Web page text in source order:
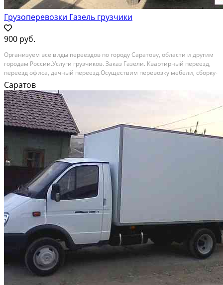
Грузоперевозки Газель грузчики
900 руб.
Организуем все виды переездов по городу Саратову, области и другим
городам России.Услуги грузчиков. Заказ Газели. Квартирный переезд,
переезд офиса, дачный переезд.Осуществим перевозку мебели, сборку-
разборку мебели, перевозку бытовой техники. Перевозка сейфов.
Перевозка пианино в Саратове. Вывоз...
Саратов